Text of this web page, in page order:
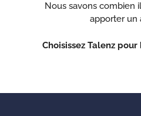
Nous savons combien
apporter un
Choisissez Talenz